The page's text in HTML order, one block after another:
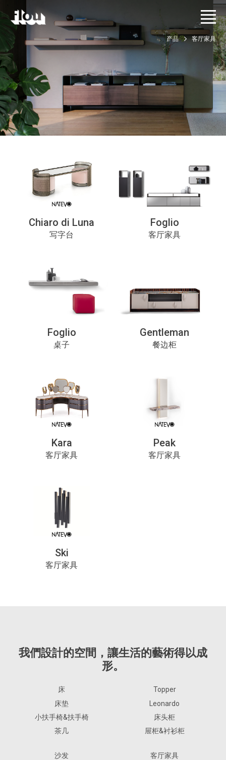
产品 客厅家具
Chiaro di Luna
写字台
Foglio
客厅家具
Foglio
桌子
Gentleman
餐边柜
Kara
客厅家具
Peak
客厅家具
Ski
客厅家具
我們設計的空間，讓生活的藝術得以成
形。
床
床垫
小扶手椅&扶手椅
茶几
Topper
Leonardo
床头柜
屉柜&衬衫柜
沙发
客厅家具